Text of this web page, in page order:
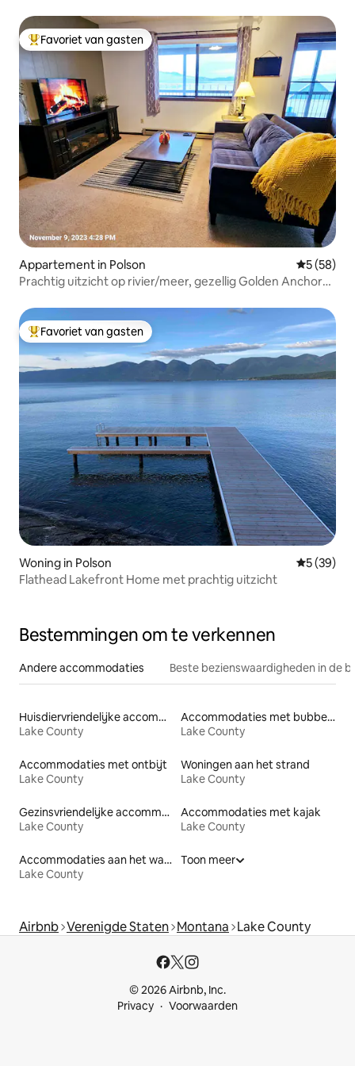
Topfavoriet van gasten
Favoriet van gasten
Appartement in Polson
5 (58)
Prachtig uitzicht op rivier/meer, gezellig Golden Anchor
Topfavoriet van gasten
Favoriet van gasten
Woning in Polson
5 (39)
Flathead Lakefront Home met prachtig uitzicht
Bestemmingen om te verkennen
Andere accommodaties Beste bezienswaardigheden in de
Huisdiervriendelijke accommodaties
Lake County
Accommodaties met bubbelbad
Lake County
Accommodaties met ontbijt
Lake County
Woningen aan het strand
Lake County
Gezinsvriendelijke accommodaties
Lake County
Accommodaties met kajak
Lake County
Accommodaties aan het water
Lake County
Toon meer
Airbnb Verenigde Staten Montana Lake County
© 2026 Airbnb, Inc.
Privacy
Voorwaarden